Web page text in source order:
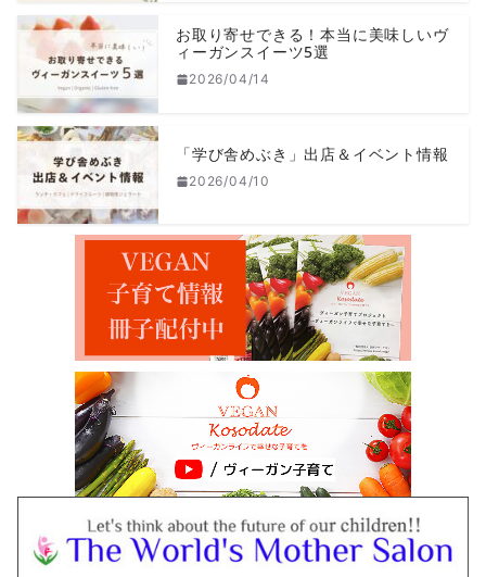
お取り寄せできる！本当に美味しいヴ
ィーガンスイーツ5選
2026/04/14
「学び舎めぶき」出店＆イベント情報
2026/04/10